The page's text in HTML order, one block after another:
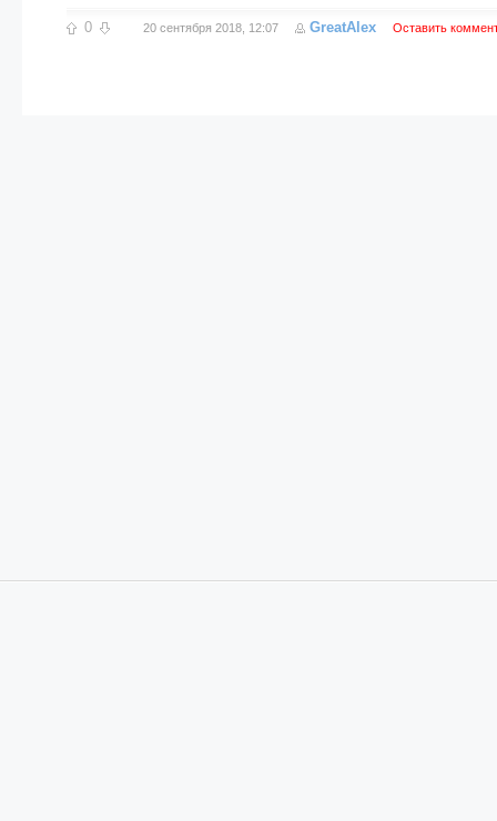
0 20 сентября 2018, 12:07 GreatAlex Оставить